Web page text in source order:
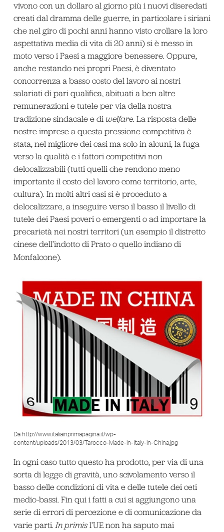
vivono con un dollaro al giorno più i nuovi diseredati
creati dal dramma delle guerre, in particolare i siriani
che nel giro di pochi anni hanno visto crollare la loro
aspettativa media di vita di 20 anni) si è messo in
moto verso i Paesi a maggiore benessere. Oppure,
anche restando nei propri Paesi, è diventato
concorrenza a basso costo del lavoro ai nostri
salariati di pari qualifica, abituati a ben altre
remunerazioni e tutele per via della nostra
tradizione sindacale e di welfare. La risposta delle
nostre imprese a questa pressione competitiva è
stata, nel migliore dei casi ma solo in alcuni, la fuga
verso la qualità e i fattori competitivi non
delocalizzabili (tutti quelli che rendono meno
importante il costo del lavoro come territorio, arte,
cultura). In molti altri casi si è proceduto a
delocalizzare, a inseguire verso il basso il livello di
tutele dei Paesi poveri o emergenti o ad importare la
precarietà nei nostri territori (un esempio il distretto
cinese dell’indotto di Prato o quello indiano di
Monfalcone).
Da http://www.italiainprimapagina.it/wp-
content/uploads/2013/03/Tarocco-Made-in-Italy-in-China.jpg
In ogni caso tutto questo ha prodotto, per via di una
sorta di legge di gravità, uno scivolamento verso il
basso delle condizioni di vita e delle tutele dei ceti
medio-bassi. Fin qui i fatti a cui si aggiungono una
serie di errori di percezione e di comunicazione da
varie parti.In primisl’UE non ha saputo mai